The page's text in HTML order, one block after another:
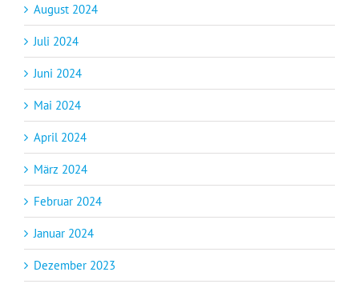
August 2024
Juli 2024
Juni 2024
Mai 2024
April 2024
März 2024
Februar 2024
Januar 2024
Dezember 2023